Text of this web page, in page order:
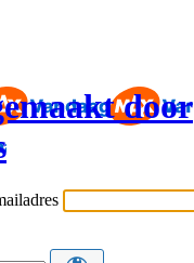
door